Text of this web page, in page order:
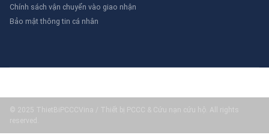
Chính sách vận chuyển vào giao nhận
Bảo mật thông tin cá nhân
© 2025 ThietBiPCCCVina / Thiết bị PCCC & Cứu nạn cứu hộ. All rights
reserved.